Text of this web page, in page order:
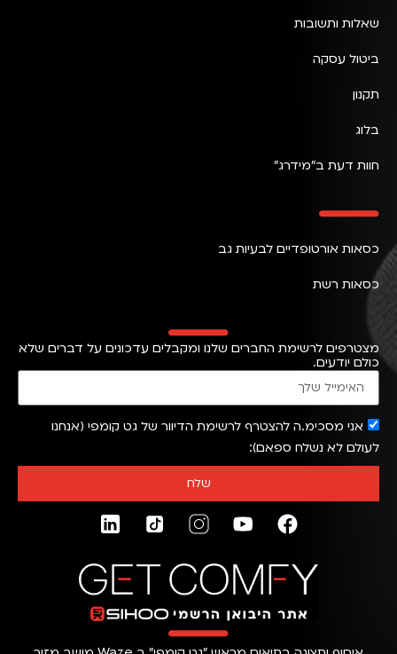
שאלות ותשובות
ביטול עסקה
תקנון
בלוג
חוות דעת ב״מידרג״
כסאות אורטופדיים לבעיות גב
כסאות רשת
מצטרפים לרשימת החברים שלנו ומקבלים עדכונים על דברים שלא
כולם יודעים.
אני מסכימ.ה להצטרף לרשימת הדיוור של גט קומפי (אנחנו
לעולם לא נשלח ספאם)
שלח